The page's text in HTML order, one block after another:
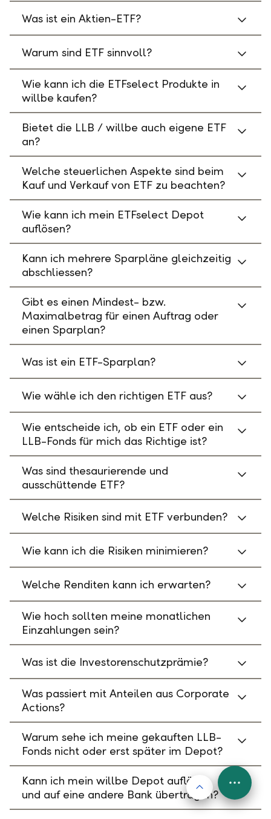
Was ist ein Aktien-ETF?
Warum sind ETF sinnvoll?
Wie kann ich die ETFselect Produkte in
willbe kaufen?
Bietet die LLB / willbe auch eigene ETF
an?
Welche steuerlichen Aspekte sind beim
Kauf und Verkauf von ETF zu beachten?
Wie kann ich mein ETFselect Depot
auflösen?
Kann ich mehrere Sparpläne gleichzeitig
abschliessen?
Gibt es einen Mindest- bzw.
Maximalbetrag für einen Auftrag oder
einen Sparplan?
Was ist ein ETF-Sparplan?
Wie wähle ich den richtigen ETF aus?
Wie entscheide ich, ob ein ETF oder ein
LLB-Fonds für mich das Richtige ist?
Was sind thesaurierende und
ausschüttende ETF?
Welche Risiken sind mit ETF verbunden?
Wie kann ich die Risiken minimieren?
Welche Renditen kann ich erwarten?
Wie hoch sollten meine monatlichen
Einzahlungen sein?
Was ist die Investorenschutzprämie?
Was passiert mit Anteilen aus Corporate
Actions?
Warum sehe ich meine gekauften LLB-
Fonds nicht oder erst später im Depot?
Kann ich mein willbe Depot auflösen
und auf eine andere Bank übertragen?
Nach oben
FAB
Menu